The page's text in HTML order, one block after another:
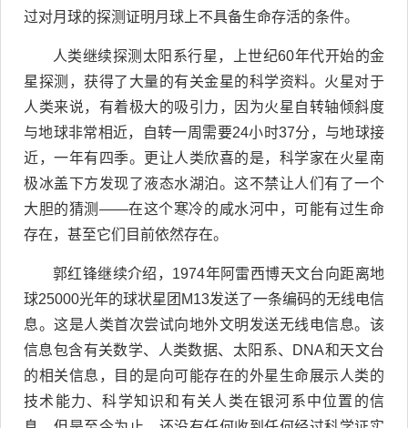
过对月球的探测证明月球上不具备生命存活的条件。
人类继续探测太阳系行星，上世纪60年代开始的金
星探测，获得了大量的有关金星的科学资料。火星对于
人类来说，有着极大的吸引力，因为火星自转轴倾斜度
与地球非常相近，自转一周需要24小时37分，与地球接
近，一年有四季。更让人类欣喜的是，科学家在火星南
极冰盖下方发现了液态水湖泊。这不禁让人们有了一个
大胆的猜测——在这个寒冷的咸水河中，可能有过生命
存在，甚至它们目前依然存在。
郭红锋继续介绍，1974年阿雷西博天文台向距离地
球25000光年的球状星团M13发送了一条编码的无线电信
息。这是人类首次尝试向地外文明发送无线电信息。该
信息包含有关数学、人类数据、太阳系、DNA和天文台
的相关信息，目的是向可能存在的外星生命展示人类的
技术能力、科学知识和有关人类在银河系中位置的信